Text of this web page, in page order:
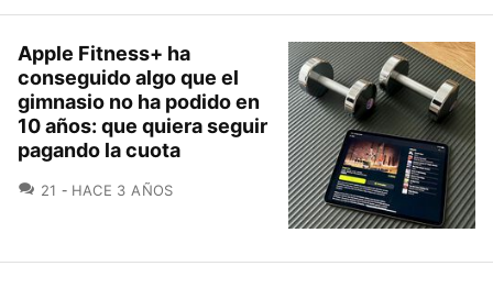
Apple Fitness+ ha
conseguido algo que el
gimnasio no ha podido en
10 años: que quiera seguir
pagando la cuota
21 COMENTARIOS
HACE 3 AÑOS